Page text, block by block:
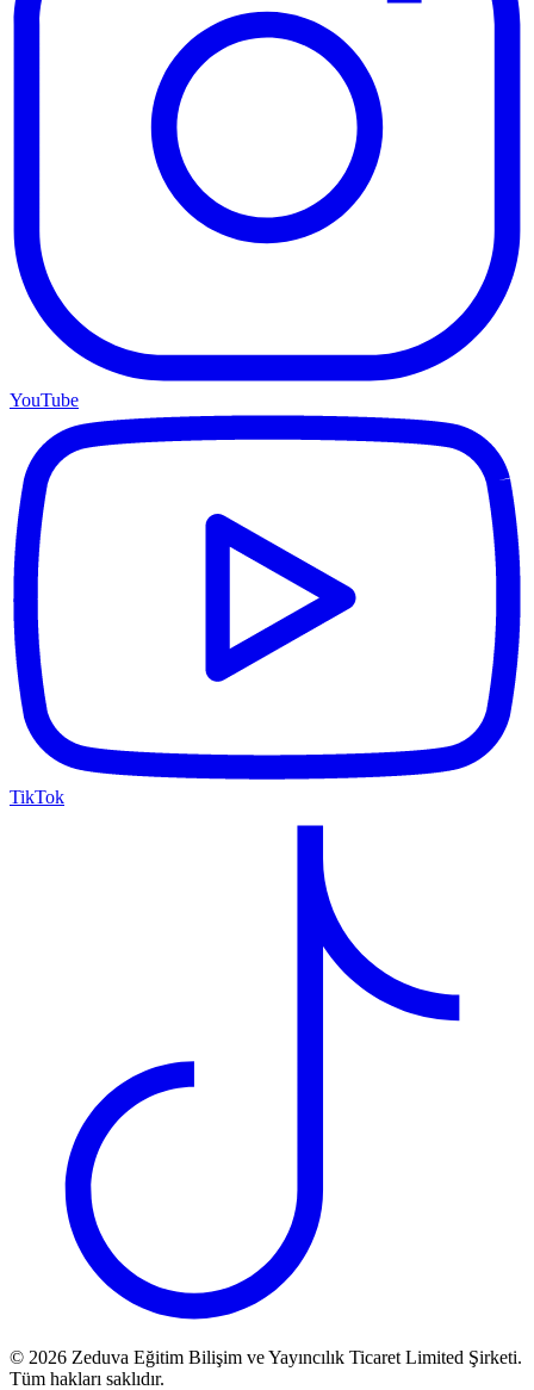
YouTube
TikTok
© 2026 Zeduva Eğitim Bilişim ve Yayıncılık Ticaret Limited Şirketi.
Tüm hakları saklıdır.